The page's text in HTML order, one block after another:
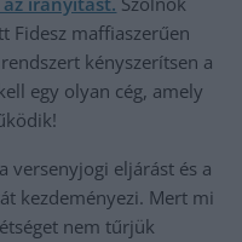
Fidesz maffiaszerűen
kényszerítsen a
egy olyan cég, amely
versenyjogi eljárást és a
kezdeményezi. Mert mi
nem tűrjük